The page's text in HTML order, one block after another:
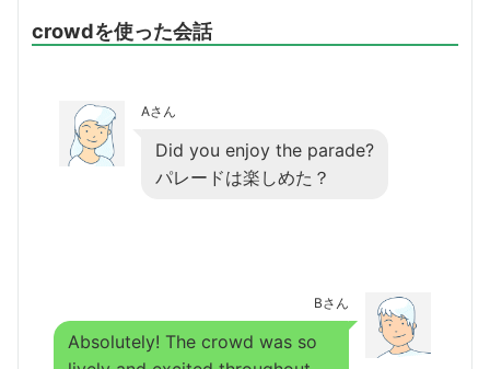
crowdを使った会話
Aさん
Did you enjoy the parade?
パレードは楽しめた？
Bさん
Absolutely! The crowd was so